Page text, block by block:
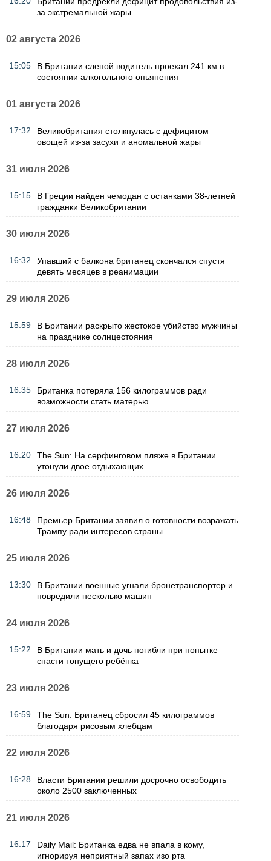
за экстремальной жары
02 августа 2026
15:05
В Британии слепой водитель проехал 241 км в
состоянии алкогольного опьянения
01 августа 2026
17:32
Великобритания столкнулась с дефицитом
овощей из-за засухи и аномальной жары
31 июля 2026
15:15
В Греции найден чемодан с останками 38-летней
гражданки Великобритании
30 июля 2026
16:32
Упавший с балкона британец скончался спустя
девять месяцев в реанимации
29 июля 2026
15:59
В Британии раскрыто жестокое убийство мужчины
на празднике солнцестояния
28 июля 2026
16:35
Британка потеряла 156 килограммов ради
возможности стать матерью
27 июля 2026
16:20
The Sun: На серфинговом пляже в Британии
утонули двое отдыхающих
26 июля 2026
16:48
Премьер Британии заявил о готовности возражать
Трампу ради интересов страны
25 июля 2026
13:30
В Британии военные угнали бронетранспортер и
повредили несколько машин
24 июля 2026
15:22
В Британии мать и дочь погибли при попытке
спасти тонущего ребёнка
23 июля 2026
16:59
The Sun: Британец сбросил 45 килограммов
благодаря рисовым хлебцам
22 июля 2026
16:28
Власти Британии решили досрочно освободить
около 2500 заключенных
21 июля 2026
16:17
Daily Mail: Британка едва не впала в кому,
игнорируя неприятный запах изо рта